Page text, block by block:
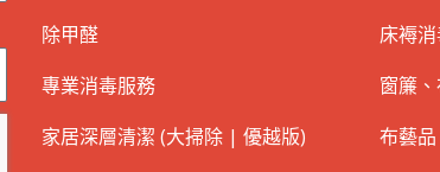
除甲醛
專業消毒服務
家居深層清潔 (大掃除 | 優越版)
床褥
窗簾
布藝